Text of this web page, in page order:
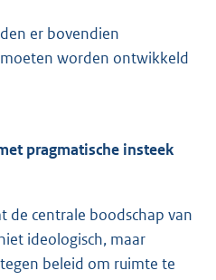
er bovendien
worden ontwikkeld
pragmatische insteek
de centrale boodschap van
ideologisch, maar
beleid om ruimte te